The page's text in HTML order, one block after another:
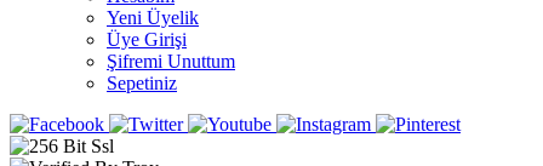
Yeni Üyelik
Üye Girişi
Şifremi Unuttum
Sepetiniz